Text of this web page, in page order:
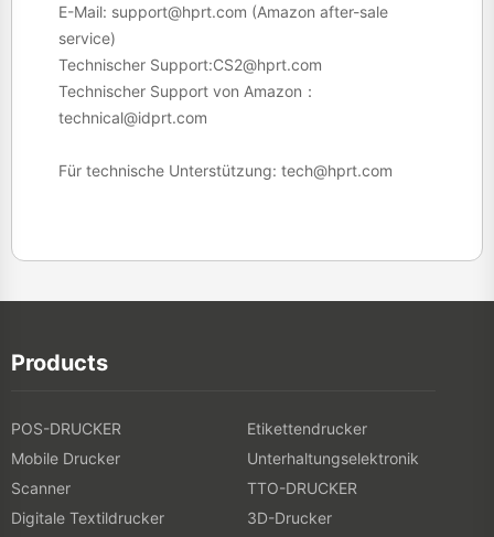
E-Mail: support@hprt.com (Amazon after-sale
service)
Technischer Support:CS2@hprt.com
Technischer Support von Amazon：
technical@idprt.com
Für technische Unterstützung: tech@hprt.com
Products
POS-DRUCKER
Etikettendrucker
Mobile Drucker
Unterhaltungselektronik
Scanner
TTO-DRUCKER
Digitale Textildrucker
3D-Drucker